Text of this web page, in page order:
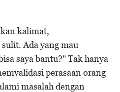
kalimat,
Ada yang mau
saya bantu?" Tak hanya
perasaan orang
masalah dengan